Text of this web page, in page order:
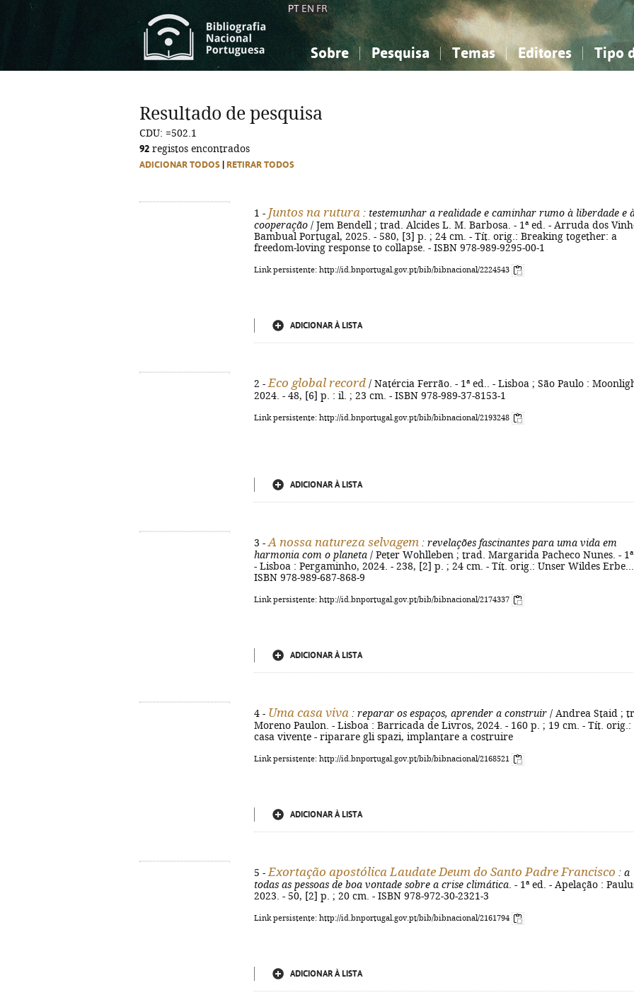
PT EN FR
Sobre Pesquisa Temas
Ciências sociais...
Editores Tipo
Ciências sociais...
Resultado de pesquisa
CDU: =502.1
92 registos encontrados
ADICIONAR TODOS RETIRAR TODOS
1 - Juntos na rutura : testemunhar a realidade e caminhar rumo à liberdade e
cooperação / Jem Bendell ; trad. Alcides L. M. Barbosa. - 1ª ed. - Arruda dos
Bambual Portugal, 2025. - 580, [3] p. ; 24 cm. - Tít. orig.: Breaking together: a
freedom-loving response to collapse. - ISBN 978-989-9295-00-1
Link persistente: http://id.bnportugal.gov.pt/bib/bibnacional/2224543
ADICIONAR À LISTA
2 - Eco global record / Natércia Ferrão. - 1ª ed.. - Lisboa ; São Paulo :
2024. - 48, [6] p. : il. ; 23 cm. - ISBN 978-989-37-8153-1
Link persistente: http://id.bnportugal.gov.pt/bib/bibnacional/2193248
ADICIONAR À LISTA
3 - A nossa natureza selvagem : revelações fascinantes para uma vida em
harmonia com o planeta / Peter Wohlleben ; trad. Margarida Pacheco Nunes. - 1ª
- Lisboa : Pergaminho, 2024. - 238, [2] p. ; 24 cm. - Tít. orig.: Unser Wildes
ISBN 978-989-687-868-9
Link persistente: http://id.bnportugal.gov.pt/bib/bibnacional/2174337
ADICIONAR À LISTA
4 - Uma casa viva : reparar os espaços, aprender a construir / Andrea Staid ;
Moreno Paulon. - Lisboa : Barricada de Livros, 2024. - 160 p. ; 19 cm. - Tít. orig.:
casa vivente - riparare gli spazi, implantare a costruire
Link persistente: http://id.bnportugal.gov.pt/bib/bibnacional/2168521
ADICIONAR À LISTA
5 - Exortação apostólica Laudate Deum do Santo Padre Francisco : a
todas as pessoas de boa vontade sobre a crise climática . - 1ª ed. - Apelação :
2023. - 50, [2] p. ; 20 cm. - ISBN 978-972-30-2321-3
Link persistente: http://id.bnportugal.gov.pt/bib/bibnacional/2161794
ADICIONAR À LISTA